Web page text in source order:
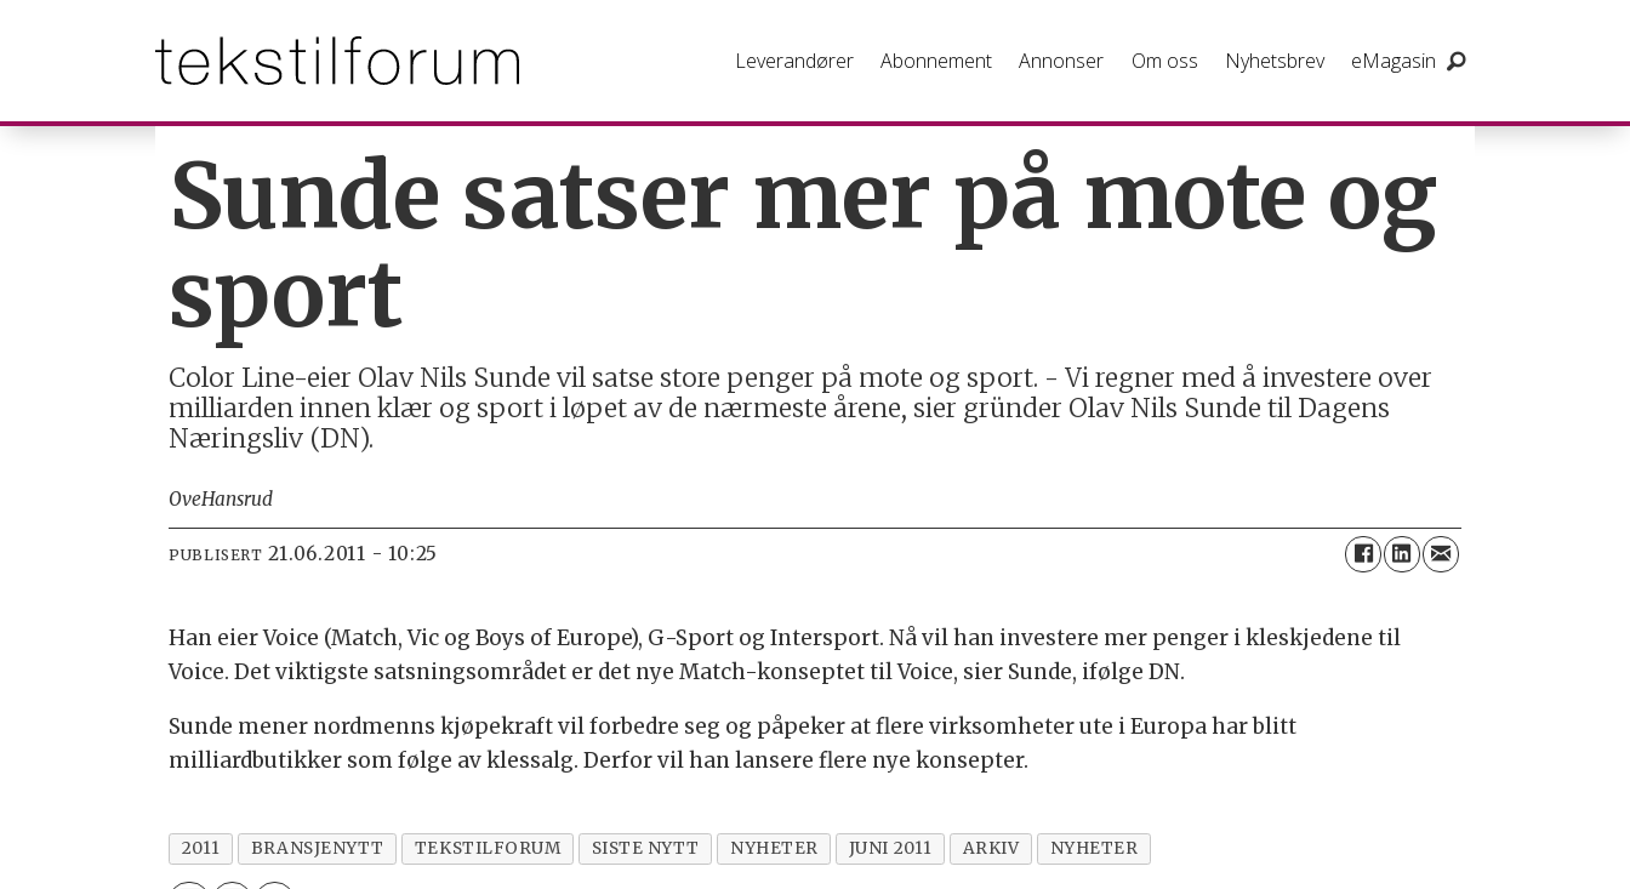
Leverandører Abonnement Annonser Om oss Nyhetsbrev eMagasin
Sunde satser mer på mote og
sport
Color Line-eier Olav Nils Sunde vil satse store penger på mote og sport. - Vi regner med å investere over
milliarden innen klær og sport i løpet av de nærmeste årene, sier gründer Olav Nils Sunde til Dagens
Næringsliv (DN).
OveHansrud
PUBLISERT 21.06.2011 - 10:25
Han eier Voice (Match, Vic og Boys of Europe), G-Sport og Intersport. Nå vil han investere mer penger i kleskjedene til
Voice. Det viktigste satsningsområdet er det nye Match-konseptet til Voice, sier Sunde, ifølge DN.
Sunde mener nordmenns kjøpekraft vil forbedre seg og påpeker at flere virksomheter ute i Europa har blitt
milliardbutikker som følge av klessalg. Derfor vil han lansere flere nye konsepter.
2011 BRANSJENYTT TEKSTILFORUM SISTE NYTT NYHETER JUNI 2011 ARKIV NYHETER